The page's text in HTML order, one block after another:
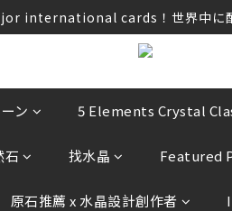
cards！世界中に配
cards！世界中に配
any order information
cards！世界中に配
ン 5 Elements Crystal
石 找水晶 Featured
原石推薦 x 水晶設計創作者